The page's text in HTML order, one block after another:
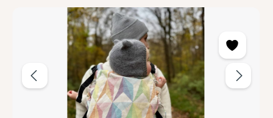
Salta la galleria di immagini